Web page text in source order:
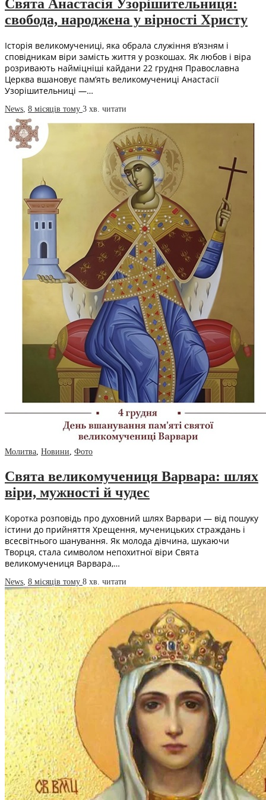
Свята Анастасія Узорішительниця:
свобода, народжена у вірності Христу
Історія великомучениці, яка обрала служіння в’язням і
сповідникам віри замість життя у розкошах. Як любов і віра
розривають найміцніші кайдани 22 грудня Православна
Церква вшановує пам’ять великомучениці Анастасії
Узорішительниці —…
News, 8 місяців тому 3 хв. читати
Молитва, Новини, Фото
Свята великомучениця Варвара: шлях
віри, мужності й чудес
Коротка розповідь про духовний шлях Варвари — від пошуку
істини до прийняття Хрещення, мученицьких страждань і
всесвітнього шанування. Як молода дівчина, шукаючи
Творця, стала символом непохитної віри Свята
великомучениця Варвара,…
News 8 місяців тому 8 хв. читати